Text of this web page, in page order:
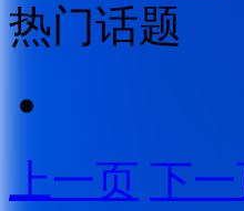
热门话题
上一页 下